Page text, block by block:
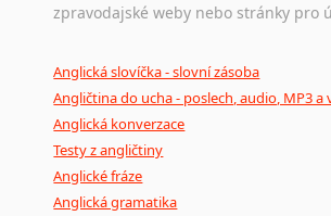
zpravodajské weby nebo stránky pro
Anglická slovíčka - slovní zásoba
Angličtina do ucha - poslech, audio, MP3 a
Anglická konverzace
Testy z angličtiny
Anglické fráze
Anglická gramatika